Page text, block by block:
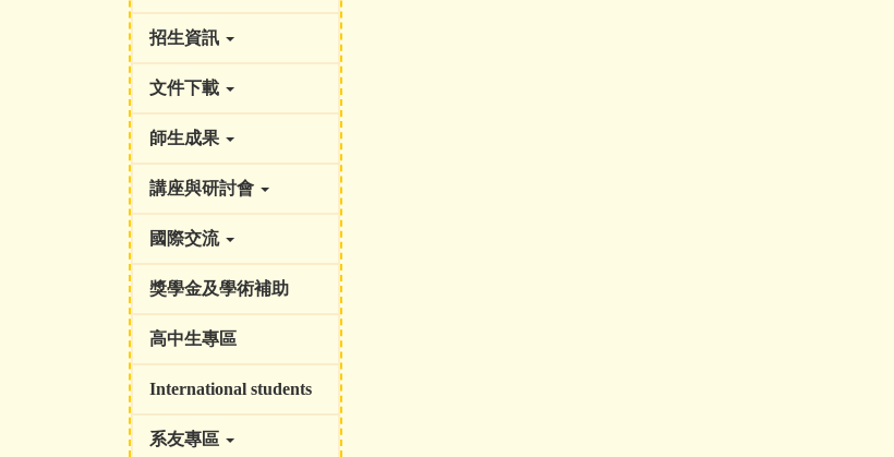
招生資訊
文件下載
師生成果
講座與研討會
國際交流
獎學金及學術補助
高中生專區
International students
系友專區